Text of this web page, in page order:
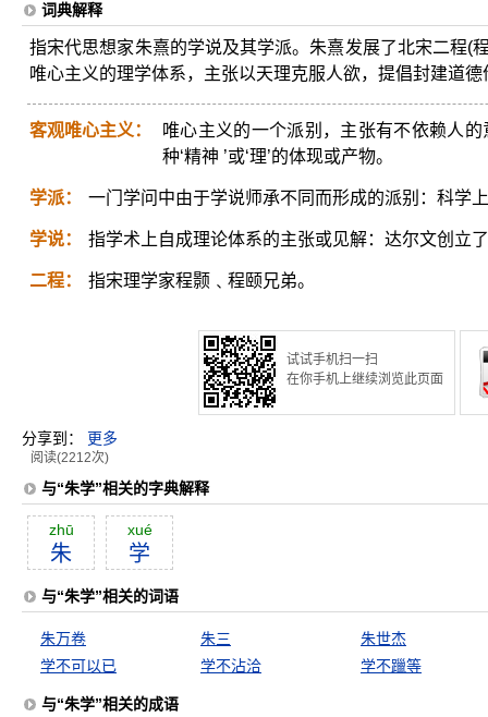
词典解释
指宋代思想家朱熹的学说及其学派。朱熹发展了北宋二程(
唯心主义的理学体系，主张以天理克服人欲，提倡封建道
客观唯心主义：
唯心主义的一个派别，主张有不依赖人的
种‘精神 ’或‘理’的体现或产物。
学派： 一门学问中由于学说师承不同而形成的派别：科学
学说： 指学术上自成理论体系的主张或见解：达尔文创立
二程： 指宋理学家程颢﹑程颐兄弟。
试试手机扫一扫
在你手机上继续浏览此页面
分享到： 更多
阅读(2212次)
与“朱学”相关的字典解释
zhū
朱
xué
学
与“朱学”相关的词语
朱万卷 朱三
朱世杰
学不可以已
学不沾洽 学不躐等
与“朱学”相关的成语